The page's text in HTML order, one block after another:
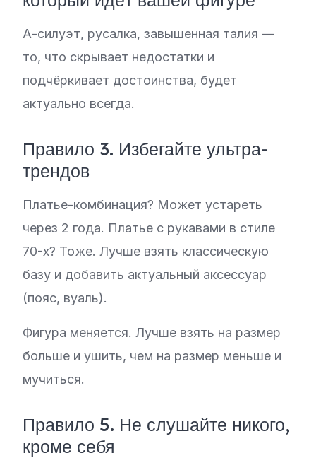
А-силуэт, русалка, завышенная талия —
то, что скрывает недостатки и
подчёркивает достоинства, будет
актуально всегда.
Правило 3. Избегайте ультра-
трендов
Платье-комбинация? Может устареть
через 2 года. Платье с рукавами в стиле
70-х? Тоже. Лучше взять классическую
базу и добавить актуальный аксессуар
(пояс, вуаль).
Фигура меняется. Лучше взять на размер
больше и ушить, чем на размер меньше и
мучиться.
Правило 5. Не слушайте никого,
кроме себя